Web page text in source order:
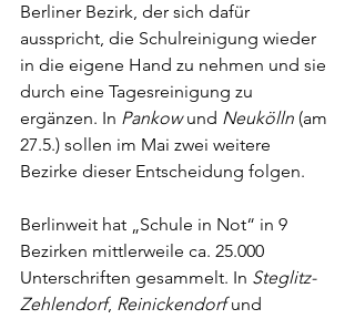
Berliner Bezirk, der sich dafür
ausspricht, die Schulreinigung wieder
in die eigene Hand zu nehmen und sie
durch eine Tagesreinigung zu
ergänzen. In Pankow und Neukölln (am
27.5.) sollen im Mai zwei weitere
Bezirke dieser Entscheidung folgen.
Berlinweit hat „Schule in Not“ in 9
Bezirken mittlerweile ca. 25.000
Unterschriften gesammelt. In Steglitz-
Zehlendorf, Reinickendorf und